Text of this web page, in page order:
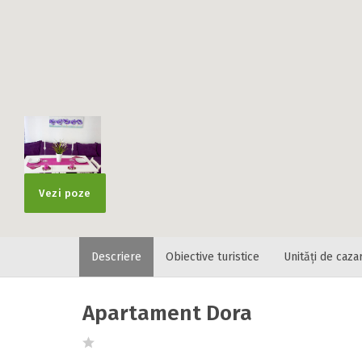
Vezi poze
Descriere Obiective turistice Unități de
Apartament Dora